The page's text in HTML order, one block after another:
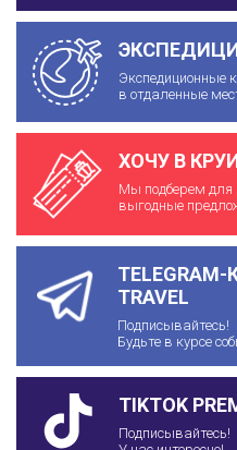
Экспедиционные
в отдаленные
ХОЧУ В
Мы подберем для
выгодные
TRAVEL
Подписывайтесь!
Будьте в курсе
TIKTOK
Подписывайтесь!